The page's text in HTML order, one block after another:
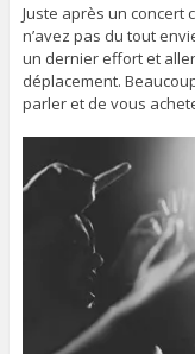
Juste après un concert
n’avez pas du tout
un dernier effort et
déplacement.
parler et de vous